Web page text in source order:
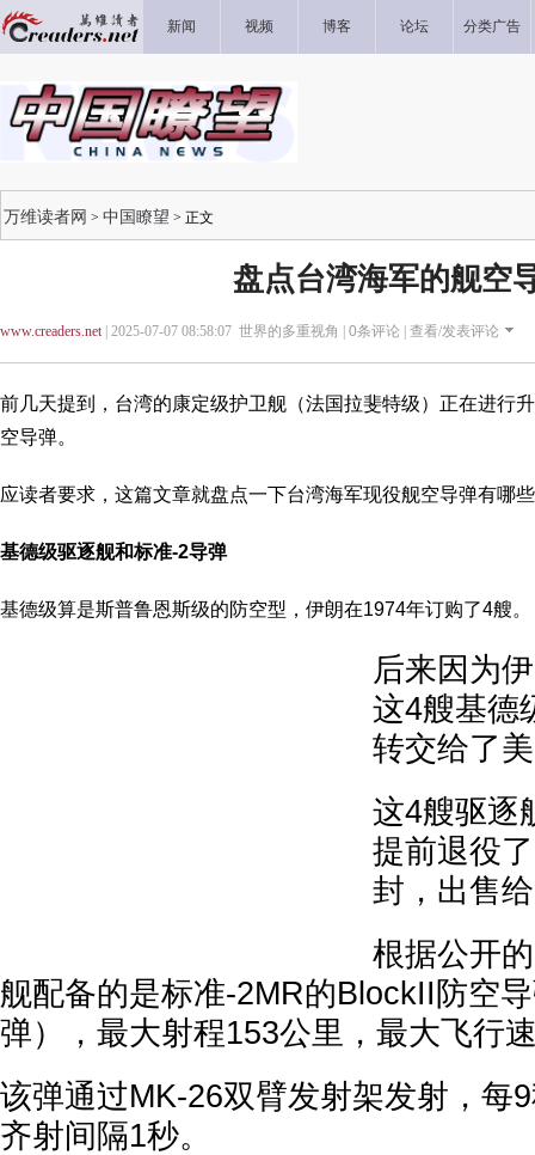
新闻 视频 博客 论坛 分类广告
万维读者网 > 中国瞭望 > 正文
盘点台湾海军的舰空
www.creaders.net| 2025-07-07 08:58:07 世界的多重视角 | 0条评论 | 查看/发表评论
前几天提到，台湾的康定级护卫舰（法国拉斐特级）正在进行
空导弹。
应读者要求，这篇文章就盘点一下台湾海军现役舰空导弹有哪
基德级驱逐舰和标准-2导弹
基德级算是斯普鲁恩斯级的防空型，伊朗在1974年订购了4艘。
后来因为
这4艘基德
转交给了
这4艘驱逐
提前退役
封，出售
根据公开
舰配备的是标准-2MR的BlockII防空
弹），最大射程153公里，最大飞行
该弹通过MK-26双臂发射架发射，每
齐射间隔1秒。